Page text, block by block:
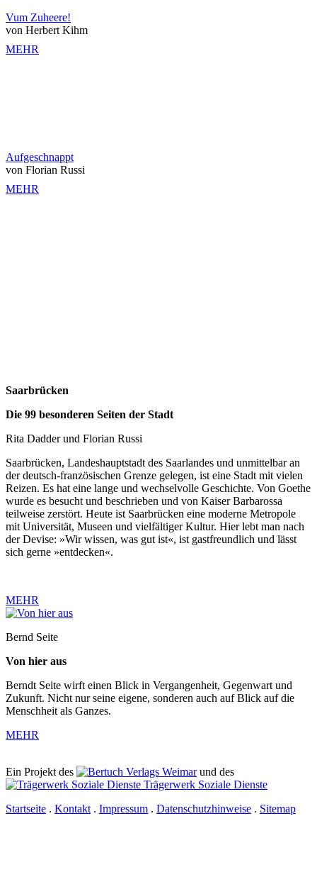
Vum Zuheere!
von Herbert Kihm
MEHR
Aufgeschnappt
von Florian Russi
MEHR
Saarbrücken
Die 99 besonderen Seiten der Stadt
Rita Dadder und Florian Russi
Saarbrücken, Landeshauptstadt des Saarlandes und unmittelbar an
der deutsch-französischen Grenze gelegen, ist eine Stadt mit vielen
Reizen. Es hat eine lange und wechselvolle Geschichte. Von Goethe
wurde es besucht und beschrieben und von Kaiser Barbarossa
teilweise zerstört. Heute ist Saarbrücken eine moderne Metropole
mit Universität, Museen und vielfältiger Kultur. Hier lebt man nach
der Devise: »Wir wissen, was gut ist«, ist gastfreundlich und lässt
sich gerne »entdecken«.
MEHR
Bernd Seite
Von hier aus
Berndt Seite wirft einen Blick in Vergangenheit, Gegenwart und
Zukunft. Nicht nur seine eigene, sonderen auch auf Blick auf die
Menschheit als Ganzes.
MEHR
Ein Projekt des Verlags Weimarund des
Trägerwerk Soziale Dienste
Startseite . Kontakt . Impressum . Datenschutzhinweise . Sitemap